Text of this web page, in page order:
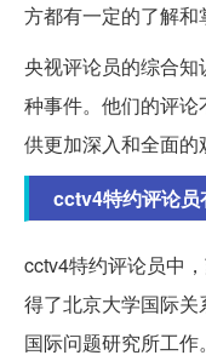
方都有一定的了解和
央视评论员的综合
种事件。他们的评
供更加深入和全面的
cctv4特约评论员
cctv4特约评论员中
得了北京大学国际
国际问题研究所工